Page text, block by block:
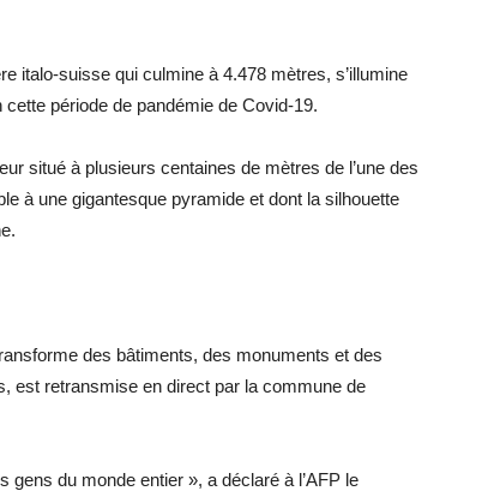
italo-suisse qui culmine à 4.478 mètres, s’illumine
période de pandémie de Covid-19.
situé à plusieurs centaines de mètres de l’une des
à une gigantesque pyramide et dont la silhouette
des bâtiments, des monuments et des
est retransmise en direct par la commune de
gens du monde entier », a déclaré à l’AFP le